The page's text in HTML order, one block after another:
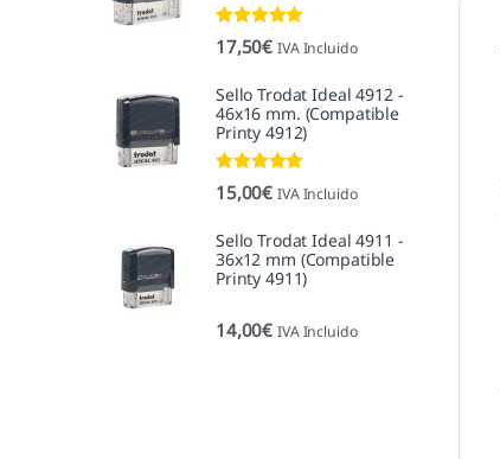
Valorado con
5.00de 5
17,50€ IVA Incluido
Sello Trodat Ideal 4912 -
46x16 mm. (Compatible
Printy 4912)
Valorado con
5.00de 5
15,00€ IVA Incluido
Sello Trodat Ideal 4911 -
36x12 mm (Compatible
Printy 4911)
14,00€ IVA Incluido